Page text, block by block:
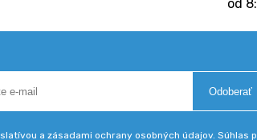
od
Odoberať
a zásadami ochrany osobných údajov.